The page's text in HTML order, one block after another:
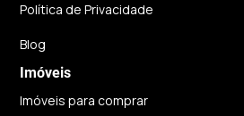
Política de Privacidade
Blog
Imóveis
Imóveis para comprar